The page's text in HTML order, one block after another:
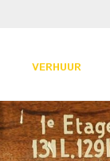
VERHUUR